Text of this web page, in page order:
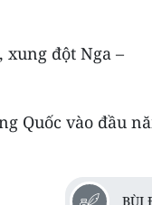
đột Nga –
Quốc vào đầu
BÙI